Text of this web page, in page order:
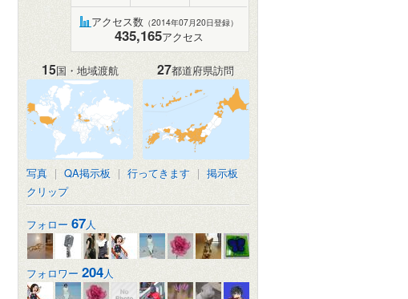
アクセス数 （2014年07月20日登録）
435,165アクセス
15国・地域渡航 27都道府県訪問
写真 | QA掲示板 | 行ってきます | 掲示板
クリップ
フォロー 67人
フォロワー 204人